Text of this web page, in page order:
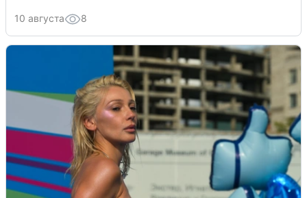
10 августа 8